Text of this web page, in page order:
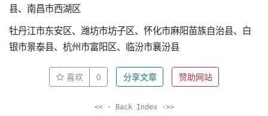
县、南昌市西湖区
牡丹江市东安区、潍坊市坊子区、怀化市麻阳苗族自治县、白
银市景泰县、杭州市富阳区、临汾市襄汾县
喜欢 0 分享文章 赞助网站
<< · Back Index ·>>